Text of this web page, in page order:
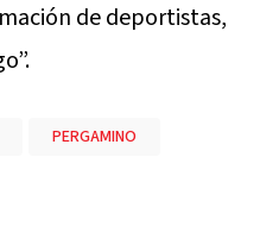
de deportistas,
PERGAMINO